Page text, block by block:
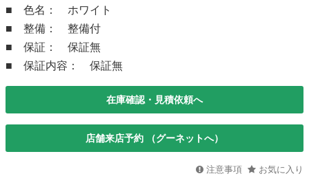
■ 色名： ホワイト
■ 整備： 整備付
■ 保証： 保証無
■ 保証内容： 保証無
在庫確認・見積依頼へ
店舗来店予約 （グーネットへ）
注意事項 お気に入り